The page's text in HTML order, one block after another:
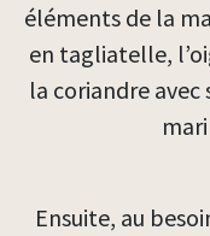
éléments de la
en tagliatelle,
la coriandre
Ensuite, au